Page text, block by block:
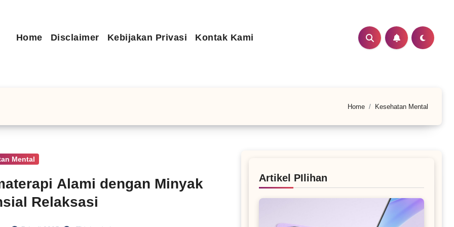
Home Disclaimer Kebijakan Privasi Kontak Kami
Home Kesehatan Mental
Mental
Alami dengan Minyak
Relaksasi
Artikel PIlihan